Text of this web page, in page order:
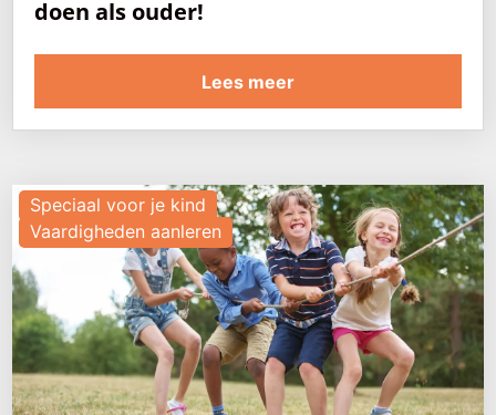
doen als ouder!
Lees meer
Speciaal voor je kind
Vaardigheden aanleren